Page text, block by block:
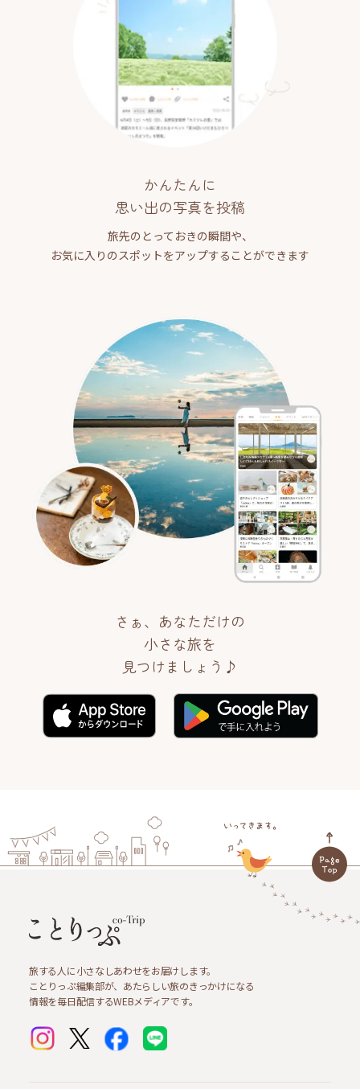
かんたんに
思い出の写真を投稿
旅先のとっておきの瞬間や、
お気に入りのスポットをアップすることができます
さぁ、あなただけの
小さな旅を
見つけましょう♪
旅する人に小さなしあわせをお届けします。
ことりっぷ編集部が、あたらしい旅のきっかけになる
情報を毎日配信するWEBメディアです。